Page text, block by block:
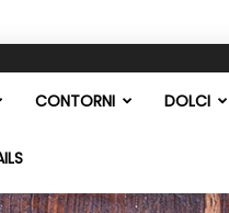
CONTORNI DOLCI